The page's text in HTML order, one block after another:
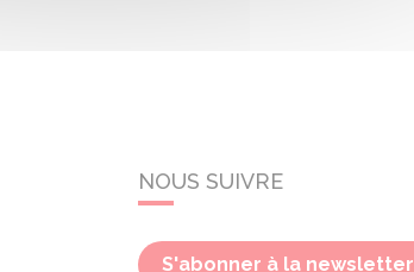
NOUS SUIVRE
S'abonner à la newsletter